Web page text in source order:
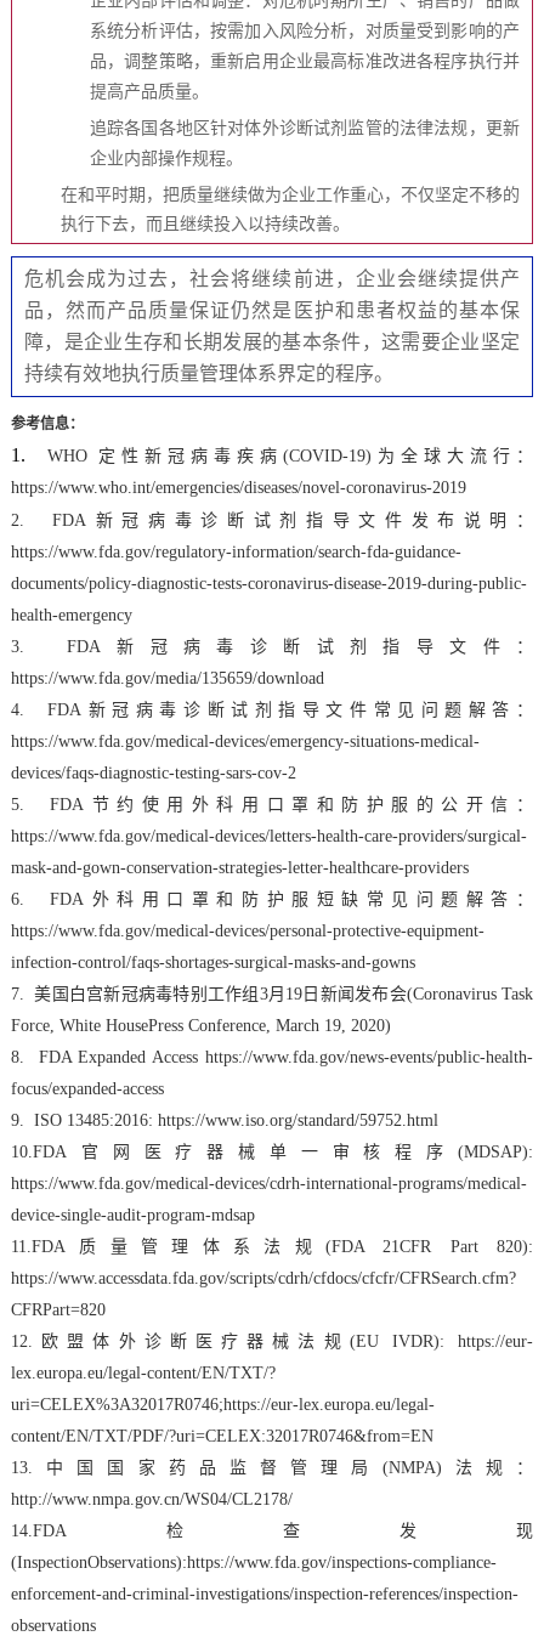
系统分析评估，按需加入风险分析，对质量受到影响的产
品，调整策略，重新启用企业最高标准改进各程序执行并
提高产品质量。
追踪各国各地区针对体外诊断试剂监管的法律法规，更新
企业内部操作规程。
在和平时期，把质量继续做为企业工作重心，不仅坚定不移的
执行下去，而且继续投入以持续改善。
危机会成为过去，社会将继续前进，企业会继续提供产
品，然而产品质量保证仍然是医护和患者权益的基本保
障，是企业生存和长期发展的基本条件，这需要企业坚定
持续有效地执行质量管理体系界定的程序。
参考信息：
1.
WHO 定性新冠病毒疾病(COVID-19)为全球大流行：
https://www.who.int/emergencies/diseases/novel-coronavirus-2019
2. FDA新冠病毒诊断试剂指导文件发布说明：
https://www.fda.gov/regulatory-information/search-fda-guidance-
documents/policy-diagnostic-tests-coronavirus-disease-2019-during-public-
health-emergency
3. FDA新冠病毒诊断试剂指导文件：
https://www.fda.gov/media/135659/download
4. FDA新冠病毒诊断试剂指导文件常见问题解答：
https://www.fda.gov/medical-devices/emergency-situations-medical-
devices/faqs-diagnostic-testing-sars-cov-2
5. FDA节约使用外科用口罩和防护服的公开信：
https://www.fda.gov/medical-devices/letters-health-care-providers/surgical-
mask-and-gown-conservation-strategies-letter-healthcare-providers
6. FDA外科用口罩和防护服短缺常见问题解答：
https://www.fda.gov/medical-devices/personal-protective-equipment-
infection-control/faqs-shortages-surgical-masks-and-gowns
7. 美国白宫新冠病毒特别工作组3月19日新闻发布会(Coronavirus Task
Force, White HousePress Conference, March 19, 2020)
8. FDA Expanded Access https://www.fda.gov/news-events/public-health-
focus/expanded-access
9. ISO 13485:2016: https://www.iso.org/standard/59752.html
10.FDA官网
医疗器械单一审核程序(MDSAP):
https://www.fda.gov/medical-devices/cdrh-international-programs/medical-
device-single-audit-program-mdsap
11.FDA质量管理体系法规(FDA 21CFR Part 820):
https://www.accessdata.fda.gov/scripts/cdrh/cfdocs/cfcfr/CFRSearch.cfm?
CFRPart=820
12.
欧盟体外诊断医疗器械法规(EU IVDR): https://eur-
lex.europa.eu/legal-content/EN/TXT/?
uri=CELEX%3A32017R0746;https://eur-lex.europa.eu/legal-
content/EN/TXT/PDF/?uri=CELEX:32017R0746&from=EN
13.
中国国家药品监督管理局(NMPA)法规：
http://www.nmpa.gov.cn/WS04/CL2178/
14.FDA检查发现
(InspectionObservations):https://www.fda.gov/inspections-compliance-
enforcement-and-criminal-investigations/inspection-references/inspection-
observations